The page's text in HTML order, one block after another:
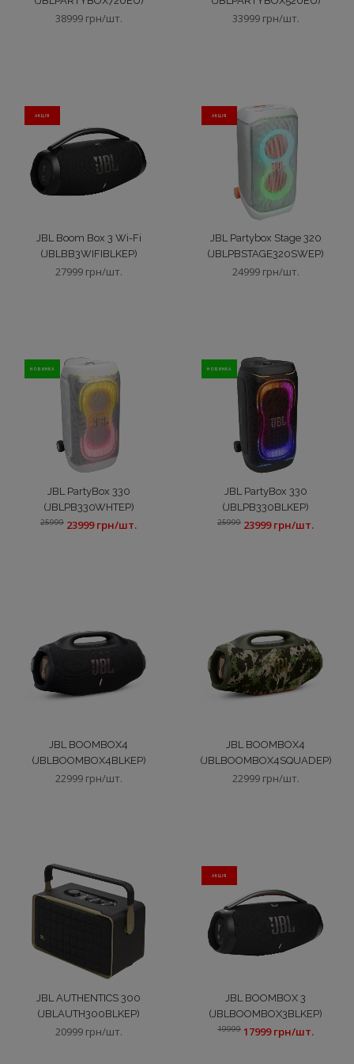
Комп'ютерні мишки
Навушники TWS
Навушники бездротові
Навушники для VR
Навушники дротові вставні
Радіоприймачі
Саундбари
harman/kardon
38999 грн/шт. 33999 грн/шт.
АКЦIЯ
JBL Boom Box 3 Wi-Fi
(JBLBB3WIFIBLKEP)
27999 грн/шт.
АКЦIЯ
JBL Partybox Stage 320
(JBLPBSTAGE320SWEP)
24999 грн/шт.
НОВИНКА
JBL PartyBox 330
(JBLPB330WHTEP)
25999 23999 грн/шт.
НОВИНКА
JBL PartyBox 330
(JBLPB330BLKEP)
25999 23999 грн/шт.
JBL BOOMBOX4
(JBLBOOMBOX4BLKEP)
22999 грн/шт.
JBL BOOMBOX4
(JBLBOOMBOX4SQUADEP)
22999 грн/шт.
JBL AUTHENTICS 300
(JBLAUTH300BLKEP)
20999 грн/шт.
АКЦIЯ
JBL BOOMBOX 3
(JBLBOOMBOX3BLKEP)
19999 17999 грн/шт.